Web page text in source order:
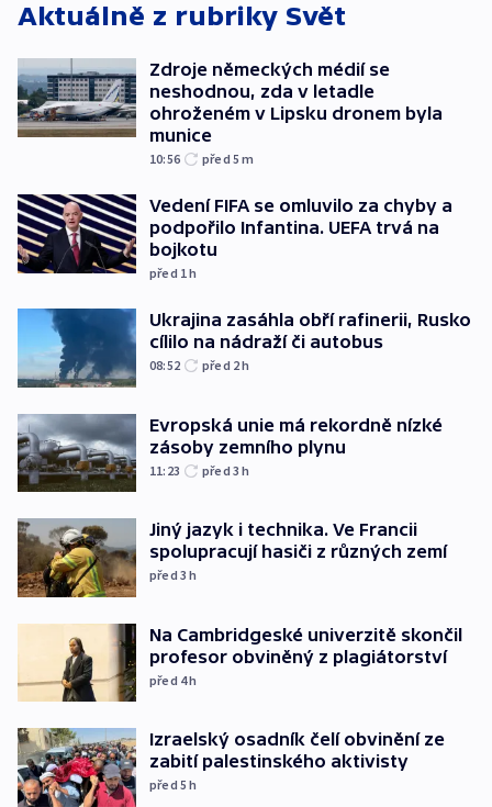
Aktuálně z rubriky Svět
Zdroje německých médií se
neshodnou, zda v letadle
ohroženém v Lipsku dronem byla
munice
10:56 před 5m
Vedení FIFA se omluvilo za chyby a
podpořilo Infantina. UEFA trvá na
bojkotu
před 1h
Ukrajina zasáhla obří rafinerii, Rusko
cílilo na nádraží či autobus
08:52 před 2h
Evropská unie má rekordně nízké
zásoby zemního plynu
11:23 před 3h
Jiný jazyk i technika. Ve Francii
spolupracují hasiči z různých zemí
před 3h
Na Cambridgeské univerzitě skončil
profesor obviněný z plagiátorství
před 4h
Izraelský osadník čelí obvinění ze
zabití palestinského aktivisty
před 5h